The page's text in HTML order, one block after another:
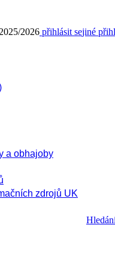
2026 přihlásit sejiné
a obhajoby
zdrojů UK